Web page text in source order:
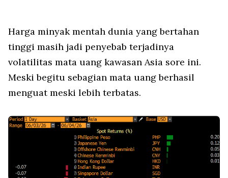
Harga minyak mentah dunia yang bertahan
tinggi masih jadi penyebab terjadinya
volatilitas mata uang kawasan Asia sore ini.
Meski begitu sebagian mata uang berhasil
menguat meski lebih terbatas.